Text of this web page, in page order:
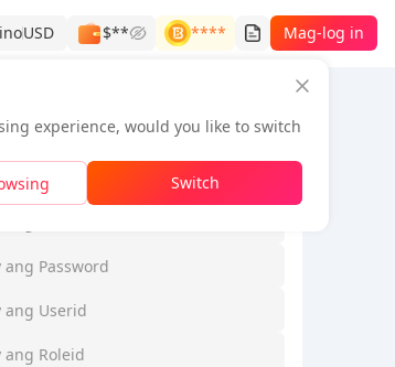
USD $** **** Mag-log in
ng Order
Loginmodel
experience, would you like to switch
Switch